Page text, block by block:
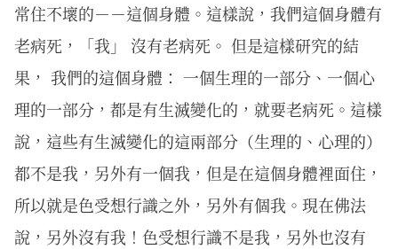
常住不壞的－－這個身體。這樣說，我們這個身體有
老病死，「我」 沒有老病死。 但是這樣研究的結
果， 我們的這個身體： 一個生理的一部分、一個心
理的一部分，都是有生滅變化的，就要老病死。這樣
說，這些有生滅變化的這兩部分（生理的、心理的）
都不是我，另外有一個我，但是在這個身體裡面住，
所以就是色受想行識之外，另外有個我。現在佛法
說，另外沒有我！色受想行識不是我，另外也沒有